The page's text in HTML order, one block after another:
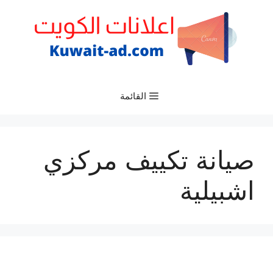
القائمة
صيانة تكييف مركزي
اشبيلية